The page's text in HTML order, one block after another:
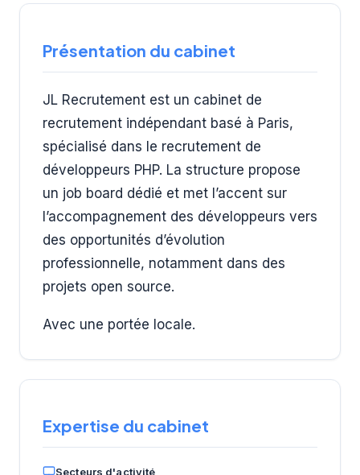
Présentation du cabinet
JL Recrutement est un cabinet de
recrutement indépendant basé à Paris,
spécialisé dans le recrutement de
développeurs PHP. La structure propose
un job board dédié et met l’accent sur
l’accompagnement des développeurs vers
des opportunités d’évolution
professionnelle, notamment dans des
projets open source.
Avec une portée locale.
Expertise du cabinet
Secteurs d'activité